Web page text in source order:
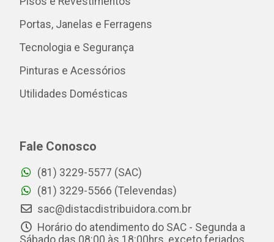
Portas, Janelas e Ferragens
Tecnologia e Segurança
Pinturas e Acessórios
Utilidades Domésticas
Fale Conosco
(81) 3229-5577 (SAC)
(81) 3229-5566 (Televendas)
sac@distacdistribuidora.com.br
Horário do atendimento do SAC - Segunda a
Sábado das 08:00 às 18:00hrs, exceto feriados